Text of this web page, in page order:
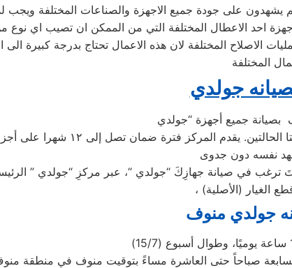
يشهدون على جودة جميع الاجهزة والصناعات المختلفة ويجب
احد الاعطال المختلفة التي من الممكن ان تصيب اي نوع من
الاصلاح المختلفة لان هذه الاعمال تحتاج بدرجة كبيرة
جولدي
نفسه دون جدوى
ترغب في صيانة جهازِكَ “جولدي “، عبر مركزِ “جولدي ”
جولدي منوف